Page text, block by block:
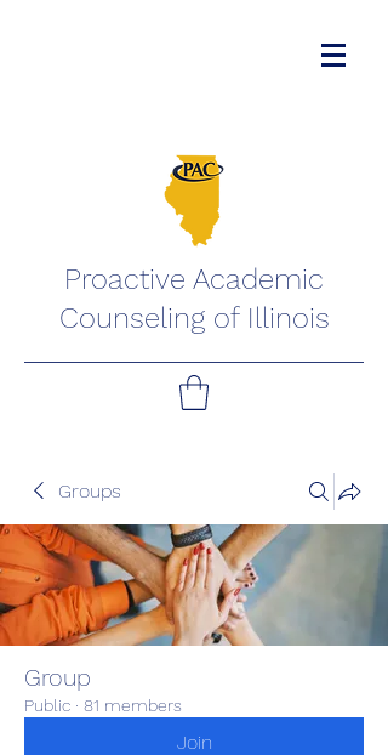
Proactive Academic
Counseling of Illinois
Groups
Group
Public · 81 members
Join